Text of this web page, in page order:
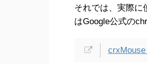
それでは、実際に
はGoogle公式の